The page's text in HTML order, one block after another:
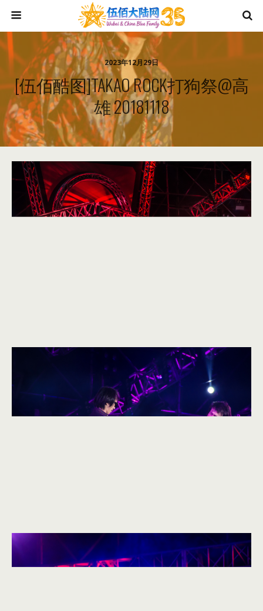
2023年12月29日
[伍佰酷图]TAKAO ROCK打狗祭@高
雄 20181118